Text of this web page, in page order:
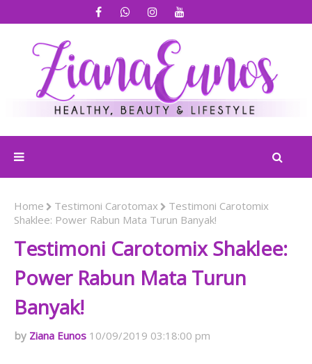
Home Testimoni Carotomax
Testimoni Carotomix
Shaklee: Power Rabun Mata Turun Banyak!
Testimoni Carotomix Shaklee:
Power Rabun Mata Turun
Banyak!
Ziana Eunos 10/09/2019 03:18:00 pm